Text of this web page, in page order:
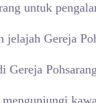
untuk
Gereja